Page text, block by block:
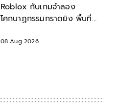
Roblox กับเกมจำลอง
โศกนาฏกรรมกราดยิง พื้นที่
08 Aug 2026